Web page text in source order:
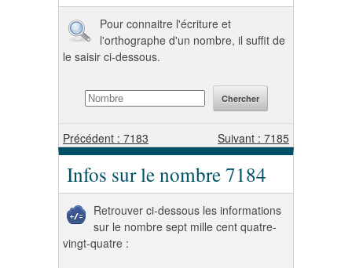
Pour connaitre l'écriture et
l'orthographe d'un nombre, il suffit de
le saisir ci-dessous.
Précédent : 7183 Suivant : 7185
Infos sur le nombre 7184
Retrouver ci-dessous les informations
sur le nombre sept mille cent quatre-
vingt-quatre :